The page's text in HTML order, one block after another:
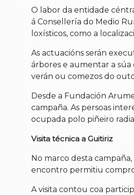
O labor da entidade
á Consellería do Medio
loxísticos, como a
As actuacións serán
árbores e aumentar a súa
verán ou comezos do
Desde a Fundación
campaña. As persoas
ocupada polo piñeiro
Visita técnica a Guitiriz
No marco desta
encontro permitiu
A visita contou coa